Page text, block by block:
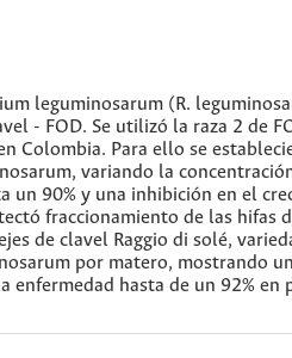
leguminosarum (R.
- FOD. Se utilizó la raza 2 de
Colombia. Para ello se
variando la
un 90% y una inhibición en el
fraccionamiento de las hifas
de clavel Raggio di solé,
por matero, mostrando
enfermedad hasta de un 92% en